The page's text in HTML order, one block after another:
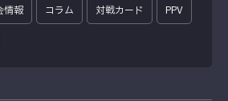
情報 コラム 対戦カード PPV